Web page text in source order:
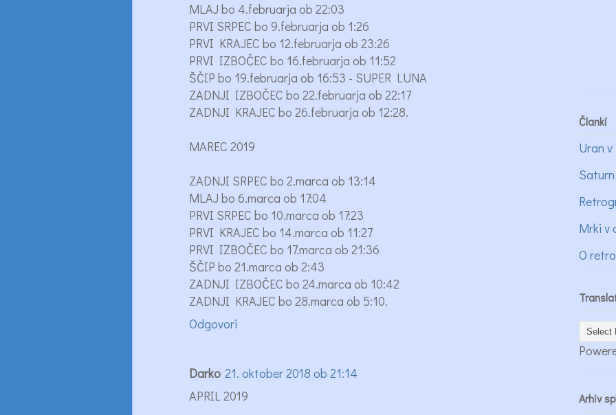
MLAJ bo 4.februarja ob 22:03
PRVI SRPEC bo 9.februarja ob 1:26
PRVI KRAJEC bo 12.februarja ob 23:26
PRVI IZBOČEC bo 16.februarja ob 11:52
ŠČIP bo 19.februarja ob 16:53 - SUPER LUNA
ZADNJI IZBOČEC bo 22.februarja ob 22:17
ZADNJI KRAJEC bo 26.februarja ob 12:28.
MAREC 2019
ZADNJI SRPEC bo 2.marca ob 13:14
MLAJ bo 6.marca ob 17:04
PRVI SRPEC bo 10.marca ob 17:23
PRVI KRAJEC bo 14.marca ob 11:27
PRVI IZBOČEC bo 17.marca ob 21:36
ŠČIP bo 21.marca ob 2:43
ZADNJI IZBOČEC bo 24.marca ob 10:42
ZADNJI KRAJEC bo 28.marca ob 5:10.
Odgovori
Darko 21. oktober 2018 ob 21:14
APRIL 2019
Članki
Uran
Mrki v
O
Arhiv